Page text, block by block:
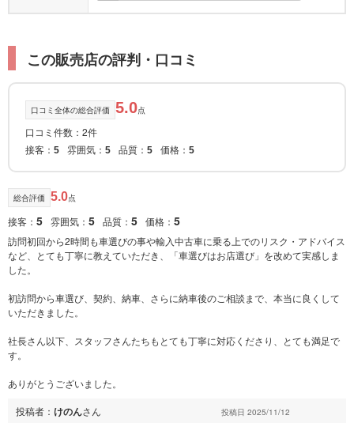
この販売店の評判・口コミ
口コミ全体の総合評価 5.0点
口コミ件数：2件
接客： 5 雰囲気： 5 品質： 5 価格： 5
総合評価 5.0点
接客： 5 雰囲気： 5 品質： 5 価格： 5
訪問初回から2時間も車選びの事や輸入中古車に乗る上でのリスク・アドバイス
など、とても丁寧に教えていただき、「車選びはお店選び」を改めて実感しま
した。
初訪問から車選び、契約、納車、さらに納車後のご相談まで、本当に良くして
いただきました。
社長さん以下、スタッフさんたちもとても丁寧に対応くださり、とても満足で
す。
ありがとうございました。
投稿者： けのんさん 投稿日 2025/11/12